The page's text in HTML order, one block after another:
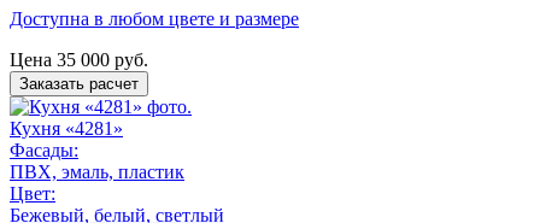
Доступна в любом цвете и размере
Цена 35 000 руб.
Заказать расчет
Кухня «4281»
Фасады:
ПВХ, эмаль, пластик
Цвет:
Бежевый, белый, светлый